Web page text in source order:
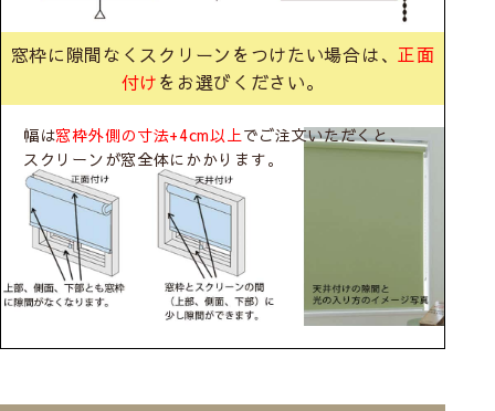
窓枠に隙間なくスクリーンをつけたい場合は、正面
付けをお選びください。
幅は窓枠外側の寸法+4cm以上でご注文いただくと、
スクリーンが窓全体にかかります。